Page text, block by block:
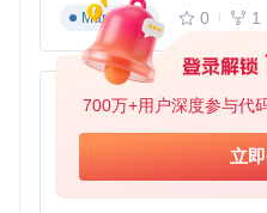
700万+用户深度参与代
立
Markdown
0 1
py-xiaozhi
Python
0 1